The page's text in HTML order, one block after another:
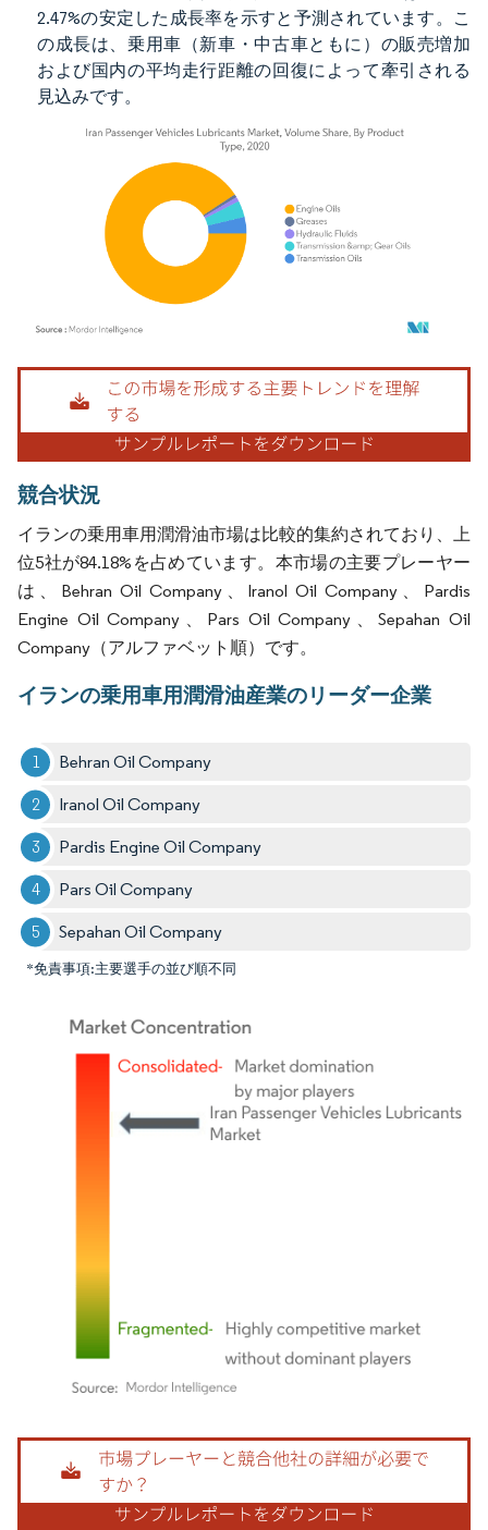
2.47%の安定した成長率を示すと予測されています。こ
の成長は、乗用車（新車・中古車ともに）の販売増加
および国内の平均走行距離の回復によって牽引される
見込みです。
画像 © Mordor Intelligence。再利用にはCC BY 4.0の表示が必要です。
競合状況
イランの乗用車用潤滑油市場は比較的集約されており、上
位5社が84.18%を占めています。本市場の主要プレーヤー
は、Behran Oil Company、Iranol Oil Company、Pardis
Engine Oil Company、Pars Oil Company、Sepahan Oil
Company（アルファベット順）です。
イランの乗用車用潤滑油産業のリーダー企業
Behran Oil Company
Iranol Oil Company
Pardis Engine Oil Company
Pars Oil Company
Sepahan Oil Company
*免責事項:主要選手の並び順不同
画像 © Mordor Intelligence。再利用にはCC BY 4.0の表示が必要です。